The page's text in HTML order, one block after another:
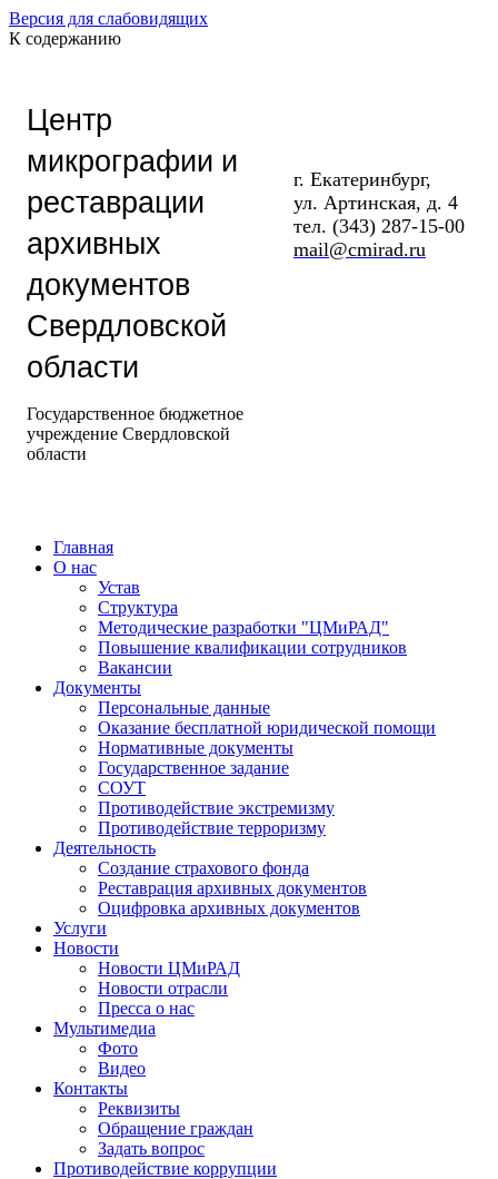
Версия для слабовидящих
К содержанию
Центр
микрографии и
реставрации
архивных
документов
Свердловской
области
Государственное бюджетное
учреждение Свердловской
области
г. Екатеринбург,
ул. Артинская, д. 4
тел. (343) 287-15-00
mail@cmirad.ru
Главная
О нас
Устав
Структура
Методические разработки "ЦМиРАД"
Повышение квалификации сотрудников
Вакансии
Документы
Персональные данные
Оказание бесплатной юридической помощи
Нормативные документы
Государственное задание
СОУТ
Противодействие экстремизму
Противодействие терроризму
Деятельность
Создание страхового фонда
Реставрация архивных документов
Оцифровка архивных документов
Услуги
Новости
Новости ЦМиРАД
Новости отрасли
Пресса о нас
Мультимедиа
Фото
Видео
Контакты
Реквизиты
Обращение граждан
Задать вопрос
Противодействие коррупции